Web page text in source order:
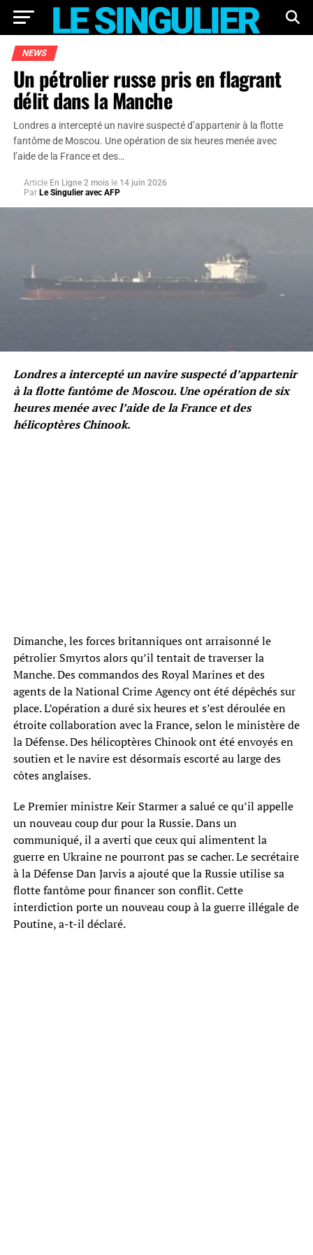
NEWS
Un pétrolier russe pris en flagrant
délit dans la Manche
Londres a intercepté un navire suspecté d’appartenir à la flotte
fantôme de Moscou. Une opération de six heures menée avec
l’aide de la France et des…
Article En Ligne 2 mois le 14 juin 2026
Par Le Singulier avec AFP
Londres a intercepté un navire suspecté d’appartenir
à la flotte fantôme de Moscou. Une opération de six
heures menée avec l’aide de la France et des
hélicoptères Chinook.
Dimanche, les forces britanniques ont arraisonné le
pétrolier Smyrtos alors qu’il tentait de traverser la
Manche. Des commandos des Royal Marines et des
agents de la National Crime Agency ont été dépêchés sur
place. L’opération a duré six heures et s’est déroulée en
étroite collaboration avec la France, selon le ministère de
la Défense. Des hélicoptères Chinook ont été envoyés en
soutien et le navire est désormais escorté au large des
côtes anglaises.
Le Premier ministre Keir Starmer a salué ce qu’il appelle
un nouveau coup dur pour la Russie. Dans un
communiqué, il a averti que ceux qui alimentent la
guerre en Ukraine ne pourront pas se cacher. Le secrétaire
à la Défense Dan Jarvis a ajouté que la Russie utilise sa
flotte fantôme pour financer son conflit. Cette
interdiction porte un nouveau coup à la guerre illégale de
Poutine, a-t-il déclaré.